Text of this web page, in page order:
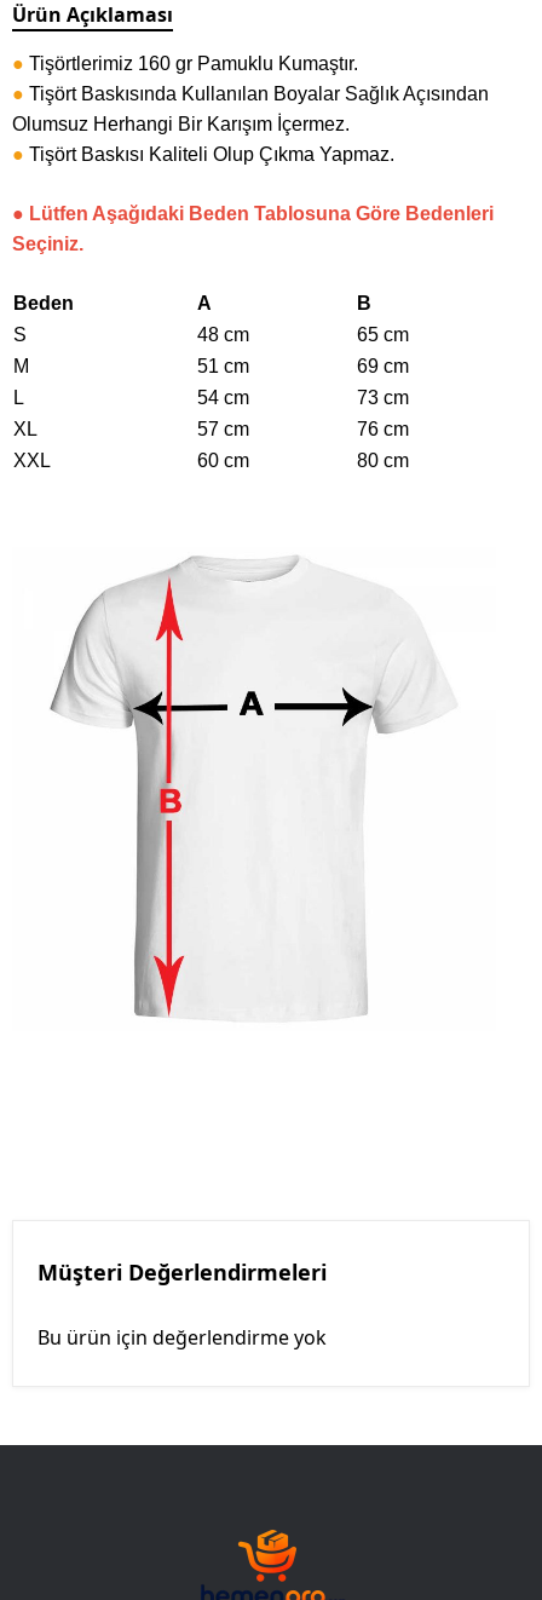
Ürün Açıklaması
● Tişörtlerimiz 160 gr Pamuklu Kumaştır.
● Tişört Baskısında Kullanılan Boyalar Sağlık Açısından
Olumsuz Herhangi Bir Karışım İçermez.
● Tişört Baskısı Kaliteli Olup Çıkma Yapmaz.
● Lütfen Aşağıdaki Beden Tablosuna Göre Bedenleri
Seçiniz.
Beden A
B
S
48 cm
65 cm
M
51 cm
69 cm
L
54 cm
73 cm
XL
57 cm
76 cm
XXL
60 cm 80 cm
Müşteri Değerlendirmeleri
Bu ürün için değerlendirme yok